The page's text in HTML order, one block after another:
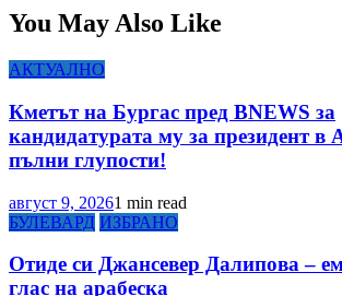
You May Also Like
АКТУАЛНО
Кметът на Бургас пред BNEWS за
кандидатурата му за президент в
пълни глупости!
август 9, 20261 min read
БУЛЕВАРД ИЗБРАНО
Отиде си Джансевер Далипова –
глас на арабеска